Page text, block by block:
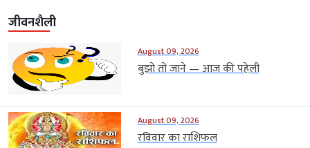
जीवनशैली
August 09, 2026
बुझो तो जाने — आज की पहेली
August 09, 2026
रविवार का राशिफल